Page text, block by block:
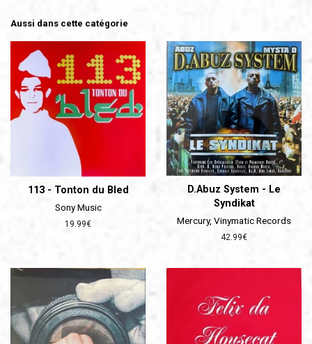
Aussi dans cette catégorie
113 - Tonton du Bled
Sony Music
Prix
19.99€
D.Abuz System - Le
Syndikat
Mercury, Vinymatic Records
Prix
42.99€